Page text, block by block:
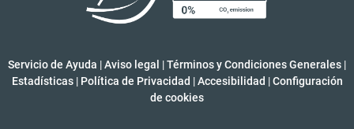
Servicio de Ayuda |Aviso legal |Términos y Condiciones Generales |
Estadísticas | Política de Privacidad | Accesibilidad | Configuración
de cookies